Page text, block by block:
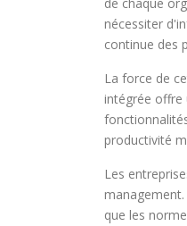
de chaque
nécessiter
continue des
La force de
intégrée offre
productivité
Les
que les